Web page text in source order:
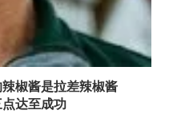
辣椒酱是拉差辣椒酱
达至成功